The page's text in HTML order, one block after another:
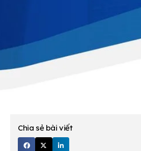
Chia sẻ bài viết